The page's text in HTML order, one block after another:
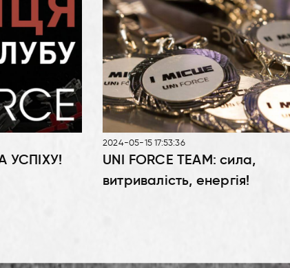
УСПІХУ!
2024-05-15 17:53:36
UNI FORCE TEAM: сила,
витривалість, енергія!